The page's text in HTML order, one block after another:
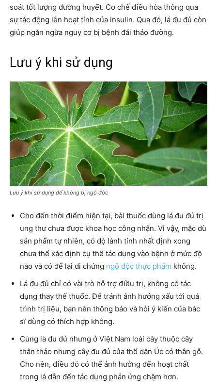
soát tốt lượng đường huyết. Cơ chế điều hòa thông qua
sự tác động lên hoạt tính của insulin. Qua đó, lá đu đủ còn
giúp ngăn ngừa nguy cơ bị bệnh đái tháo đường.
Lưu ý khi sử dụng
Lưu ý khi sử dụng để không bị ngộ độc
Cho đến thời điểm hiện tại, bài thuốc dùng lá đu đủ trị
ung thư chưa được khoa học công nhận. Vì vậy, mặc dù
sản phẩm tự nhiên, có độ lành tính nhất định xong
chưa thể xác định cụ thể tác dụng vào bệnh ở mức độ
nào và có để lại di chứng ngộ độc thực phẩm không.
Lá đu đủ chỉ có vài trò hỗ trợ điều trị, không có tác
dụng thay thế thuốc. Để tránh ảnh hưởng xấu tới quá
trình trị liệu, bạn nên thông báo và hỏi ý kiến của bác
sĩ dùng có thích hợp không.
Cùng là đu đủ nhưng ở Việt Nam loài cây thuộc cây
thân thảo nhưng cây đu đủ của thổ dân Úc có thân gỗ.
Cho nên, điều đó có thể ảnh hưởng đến hoạt chất
trong lá dẫn đến tác dụng phản ứng chậm hơn.